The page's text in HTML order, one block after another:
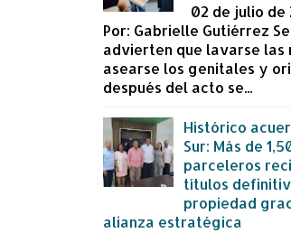
02 de julio de
Por: Gabrielle Gutiérrez
advierten que lavarse las
asearse los genitales y
después del acto se...
Histórico
Sur: Más de
parceleros
títulos
propiedad
alianza estratégica